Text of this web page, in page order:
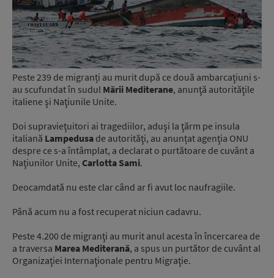
Peste 239 de migranți au murit după ce două ambarcaţiuni s-
au scufundat în sudul Mării Mediterane, anunţă autorităţile
italiene şi Naţiunile Unite.
Doi supravieţuitori ai tragediilor, aduşi la ţărm pe insula
italiană Lampedusa de autorităţi, au anunțat agenţia ONU
despre ce s-a întâmplat, a declarat o purtătoare de cuvânt a
Naţiunilor Unite, Carlotta Sami.
Deocamdată nu este clar când ar fi avut loc naufragiile.
Până acum nu a fost recuperat niciun cadavru.
Peste 4.200 de migranţi au murit anul acesta în încercarea de
a traversa Marea Mediterană, a spus un purtător de cuvânt al
Organizaţiei Internaţionale pentru Migraţie.